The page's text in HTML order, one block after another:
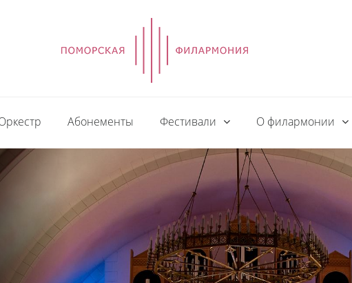
Абонементы Фестивали О филармонии